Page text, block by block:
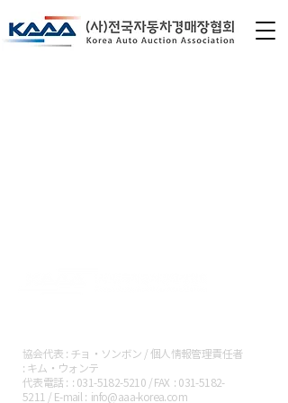
協会代表 : チョ・ソンボン / 個人情報管理責任者
: キム・ウォンテ
代表電話 : : 031-5182-5210 / FAX : 031-5182-
5211 / E-mail : info@aaa-korea.com